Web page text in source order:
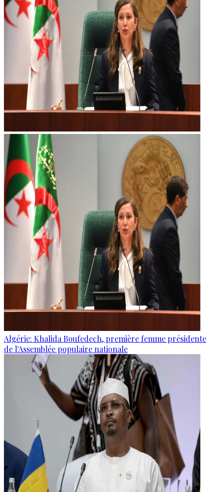
Algérie: Khalida Boufedech, première femme présidente
de l'Assemblée populaire nationale